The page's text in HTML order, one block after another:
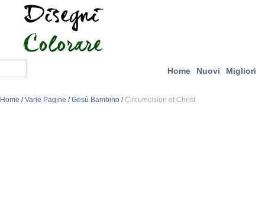
Home Nuovi Migliori
Home /Varie Pagine /Gesù Bambino /Circumcision of Christ